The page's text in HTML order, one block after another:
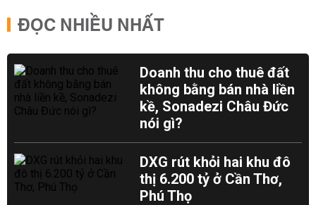
ĐỌC NHIỀU NHẤT
Doanh thu cho thuê đất
không bằng bán nhà liền
kề, Sonadezi Châu Đức
nói gì?
DXG rút khỏi hai khu đô
thị 6.200 tỷ ở Cần Thơ,
Phú Thọ